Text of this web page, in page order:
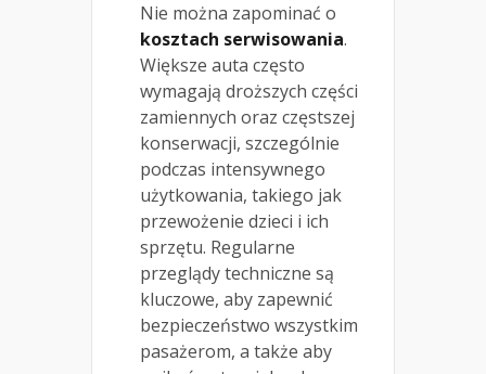
Nie można zapominać o
kosztach serwisowania.
Większe auta często
wymagają droższych części
zamiennych oraz częstszej
konserwacji, szczególnie
podczas intensywnego
użytkowania, takiego jak
przewożenie dzieci i ich
sprzętu. Regularne
przeglądy techniczne są
kluczowe, aby zapewnić
bezpieczeństwo wszystkim
pasażerom, a także aby